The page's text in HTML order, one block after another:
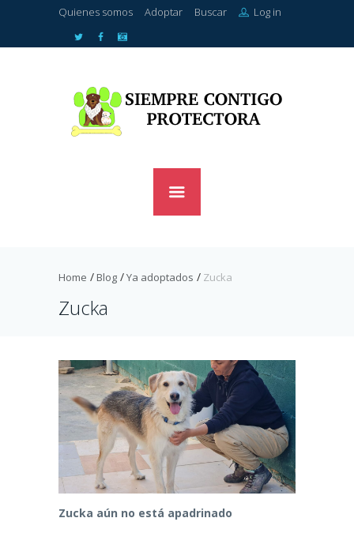
Quienes somos Adoptar Buscar Log in
Home Blog Ya adoptados Zucka
Zucka
Zucka aún no está apadrinado